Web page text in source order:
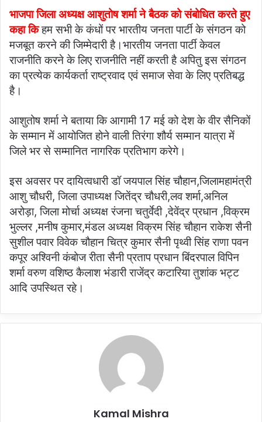
भाजपा जिला अध्यक्ष आशुतोष शर्मा ने बैठक को संबोधित करते हुए
कहा किहम सभी के कंधों पर भारतीय जनता पार्टी के संगठन को
मजबूत करने की जिम्मेदारी है।भारतीय जनता पार्टी केवल
राजनीति करने के लिए राजनीति नहीं करती है अपितु इस संगठन
का प्रत्येक कार्यकर्ता राष्ट्रवाद एवं समाज सेवा के लिए प्रतिबद्ध
है।
आशुतोष शर्मा ने बताया कि आगामी 17 मई को देश के वीर सैनिकों
के सम्मान में आयोजित होने वाली तिरंगा शौर्य सम्मान यात्रा में
जिले भर से सम्मानित नागरिक प्रतिभाग करेगे।
इस अवसर पर दायित्वधारी डॉ जयपाल सिंह चौहान,जिलामहामंत्री
आशु चौधरी, जिला उपाध्यक्ष जितेंद्र चौधरी,लव शर्मा,अनिल
अरोड़ा, जिला मोर्चा अध्यक्ष रंजना चतुर्वेदी ,देवेंद्र प्रधान ,विक्रम
भुल्लर ,मनीष कुमार,मंडल अध्यक्ष विक्रम सिंह चौहान राकेश सैनी
सुशील पवार विवेक चौहान चित्र कुमार सैनी पृथ्वी सिंह राणा पवन
कपूर अश्विनी कंबोज रीता सैनी प्रताप प्रधान बिंदरपाल विपिन
शर्मा वरुण वशिष्ठ कैलाश भंडारी राजेंद्र कटारिया तुशांक भट्ट
आदि उपस्थित रहे।
Kamal Mishra